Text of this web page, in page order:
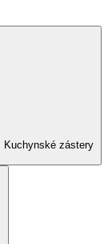
Kuchynské zástery